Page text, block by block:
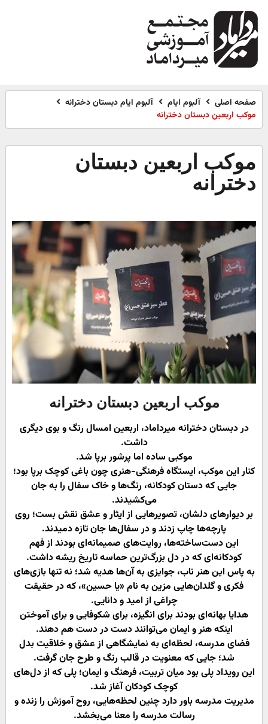
صفحه اصلی آلبوم ایام
آلبوم ایام دبستان دخترانه
موکب اربعین دبستان دخترانه
موکب اربعین دبستان
دخترانه
موکب اربعین دبستان دخترانه
در دبستان دخترانه میرداماد، اربعین امسال رنگ و بوی دیگری
داشت.
موکبی ساده اما پرشور برپا شد.
کنار این موکب، ایستگاه فرهنگی-هنری چون باغی کوچک برپا بود؛
جایی که دستان کودکانه، رنگ‌ها و خاک سفال را به جان
می‌کشیدند.
بر دیوارهای دلشان، تصویرهایی از ایثار و عشق نقش بست؛ روی
پارچه‌ها چاپ زدند و در سفال‌ها جان تازه دمیدند.
این دست‌ساخته‌ها، روایت‌های صمیمانه‌ای بودند از فهم
کودکانه‌ای که در دل بزرگ‌ترین حماسه تاریخ ریشه داشت.
به پاس این هنر ناب، جوایزی به آن‌ها هدیه شد؛ نه تنها بازی‌های
فکری و گلدان‌هایی مزین به نام «یا حسین»، که در حقیقت
چراغی از امید و دانایی.
هدایا بهانه‌ای بودند برای انگیزه، برای شکوفایی و برای آموختن
اینکه هنر و ایمان می‌توانند دست در دست هم دهند.
فضای مدرسه، لحظه‌ای به نمایشگاهی از عشق و خلاقیت بدل
شد؛ جایی که معنویت در قالب رنگ و طرح جان گرفت.
این رویداد پلی بود میان تربیت، فرهنگ و ایمان؛ پلی که از دل‌های
کوچک کودکان آغاز شد.
مدیریت مدرسه باور دارد چنین لحظه‌هایی، روح آموزش را زنده و
رسالت مدرسه را معنا می‌بخشد.